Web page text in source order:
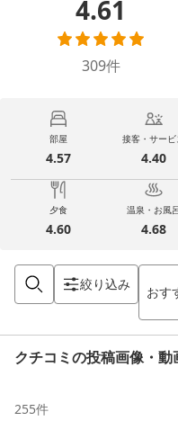
4.61
309件
部屋
4.57
接客・サービ
4.40
夕食
4.60
温泉・お風
4.68
絞り込み おす
クチコミの投稿画像・動
255件